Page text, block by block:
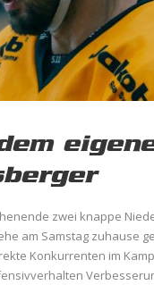
zwei knappe
am Samstag zuhause
Konkurrenten im